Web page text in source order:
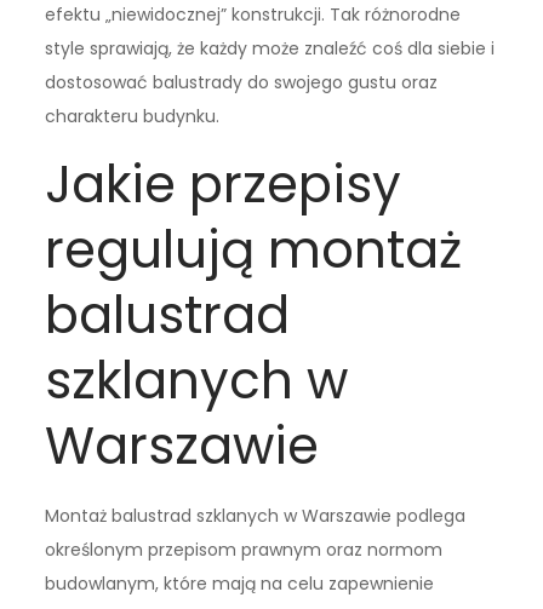
efektu „niewidocznej” konstrukcji. Tak różnorodne
style sprawiają, że każdy może znaleźć coś dla siebie i
dostosować balustrady do swojego gustu oraz
charakteru budynku.
Jakie przepisy
regulują montaż
balustrad
szklanych w
Warszawie
Montaż balustrad szklanych w Warszawie podlega
określonym przepisom prawnym oraz normom
budowlanym, które mają na celu zapewnienie